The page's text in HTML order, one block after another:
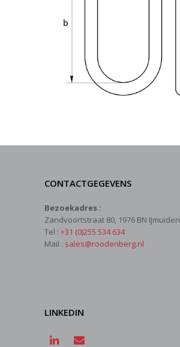
CONTACTGEGEVENS
Bezoekadres :
Zandvoortstraat 80, 1976 BN IJmuiden
Tel : +31 (0)255 534 634
Mail : sales@roodenberg.nl
LINKEDIN